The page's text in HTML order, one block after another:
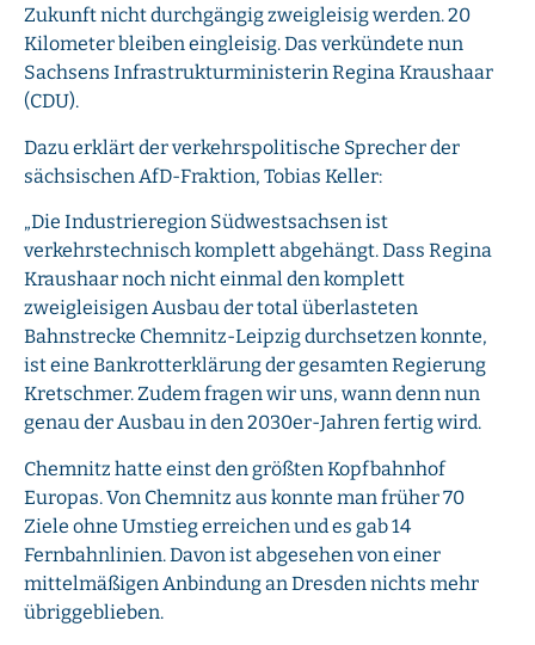
Zukunft nicht durchgängig zweigleisig werden. 20
Kilometer bleiben eingleisig. Das verkündete nun
Sachsens Infrastrukturministerin Regina Kraushaar
(CDU).
Dazu erklärt der verkehrspolitische Sprecher der
sächsischen AfD-Fraktion, Tobias Keller:
„Die Industrieregion Südwestsachsen ist
verkehrstechnisch komplett abgehängt. Dass Regina
Kraushaar noch nicht einmal den komplett
zweigleisigen Ausbau der total überlasteten
Bahnstrecke Chemnitz-Leipzig durchsetzen konnte,
ist eine Bankrotterklärung der gesamten Regierung
Kretschmer. Zudem fragen wir uns, wann denn nun
genau der Ausbau in den 2030er-Jahren fertig wird.
Chemnitz hatte einst den größten Kopfbahnhof
Europas. Von Chemnitz aus konnte man früher 70
Ziele ohne Umstieg erreichen und es gab 14
Fernbahnlinien. Davon ist abgesehen von einer
mittelmäßigen Anbindung an Dresden nichts mehr
übriggeblieben.